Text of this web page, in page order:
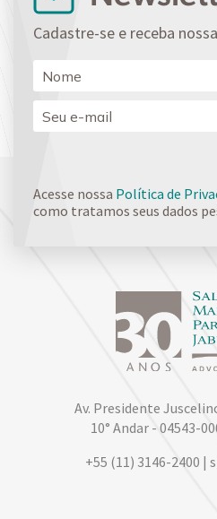
Cadastre-se e receba
Acesse nossa Política de
como tratamos seus dados
Av. Presidente
10° Andar - 04543-
+55 (11) 3146-2400 |